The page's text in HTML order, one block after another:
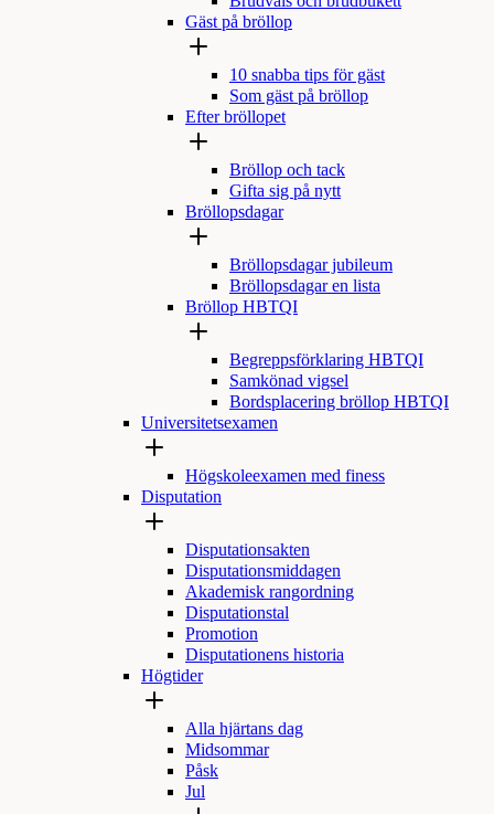
Gäst på bröllop
10 snabba tips för gäst
Som gäst på bröllop
Efter bröllopet
Bröllop och tack
Gifta sig på nytt
Bröllopsdagar
Bröllopsdagar jubileum
Bröllopsdagar en lista
Bröllop HBTQI
Begreppsförklaring HBTQI
Samkönad vigsel
Bordsplacering bröllop HBTQI
Universitetsexamen
Högskoleexamen med finess
Disputation
Disputationsakten
Disputationsmiddagen
Akademisk rangordning
Disputationstal
Promotion
Disputationens historia
Högtider
Alla hjärtans dag
Midsommar
Påsk
Jul